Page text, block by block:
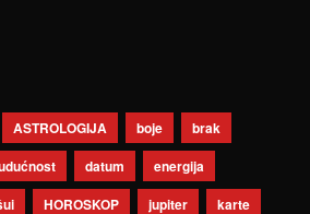
ASTROLOGIJA boje
brak
datum
energija
HOROSKOP jupiter
karte